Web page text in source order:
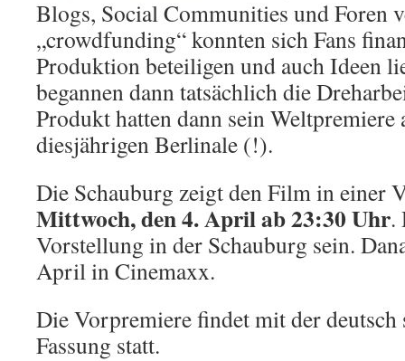
Blogs, Social Communities und Foren
„crowdfunding“ konnten sich Fans
Produktion beteiligen und auch Ideen
begannen dann tatsächlich die
Produkt hatten dann sein Weltpremiere
diesjährigen Berlinale (!).
Die Schauburg zeigt den Film in einer
Mittwoch, den 4. April ab 23:30 Uhr.
Vorstellung in der Schauburg sein.
April in Cinemaxx.
Die Vorpremiere findet mit der
Fassung statt.